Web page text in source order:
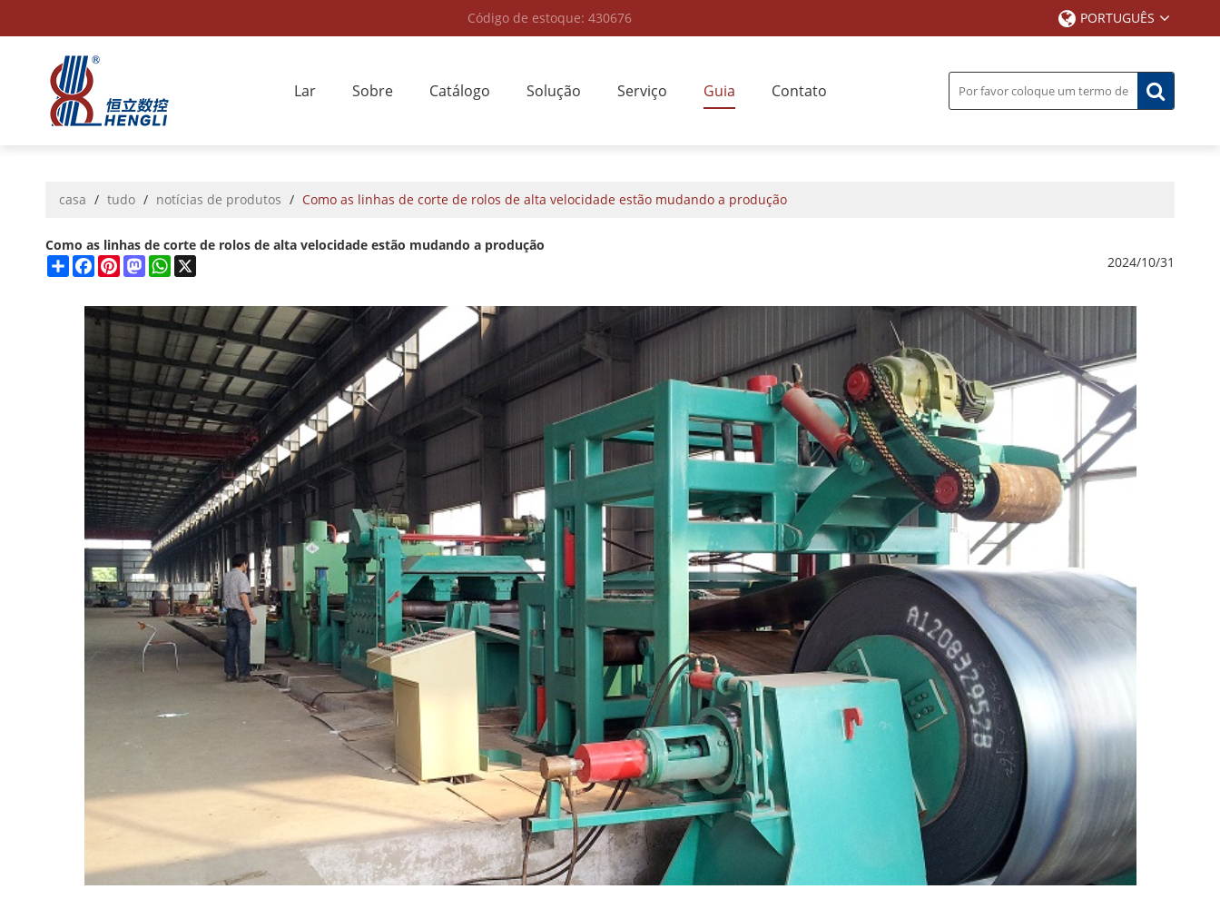
Código de estoque: 430676 PORTUGUÊS
Lar Sobre Catálogo Solução Serviço Guia Contato
casa / tudo / notícias de produtos / Como as linhas de corte de rolos de alta velocidade estão mudando a produção
Como as linhas de corte de rolos de alta velocidade estão mudando a produção
ShareFacebook
PinterestMastodonWhatsApp 2024/10/31